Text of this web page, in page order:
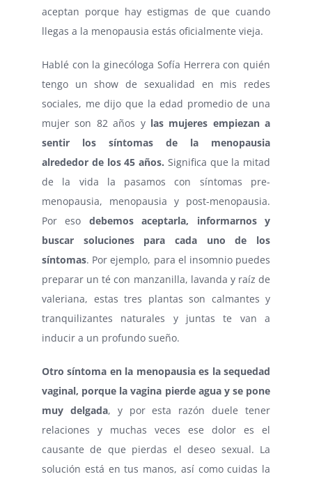
aceptan porque hay estigmas de que cuando
llegas a la menopausia estás oficialmente vieja.
Hablé con la ginecóloga Sofía Herrera con quién
tengo un show de sexualidad en mis redes
sociales, me dijo que la edad promedio de una
mujer son 82 años y las mujeres empiezan a
sentir los síntomas de la menopausia
alrededor de los 45 años. Significa que la mitad
de la vida la pasamos con síntomas pre-
menopausia, menopausia y post-menopausia.
Por eso debemos aceptarla, informarnos y
buscar soluciones para cada uno de los
síntomas. Por ejemplo, para el insomnio puedes
preparar un té con manzanilla, lavanda y raíz de
valeriana, estas tres plantas son calmantes y
tranquilizantes naturales y juntas te van a
inducir a un profundo sueño.
Otro síntoma en la menopausia es la sequedad
vaginal, porque la vagina pierde agua y se pone
muy delgada, y por esta razón duele tener
relaciones y muchas veces ese dolor es el
causante de que pierdas el deseo sexual. La
solución está en tus manos, así como cuidas la